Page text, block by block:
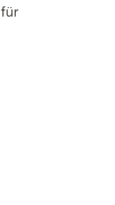
(Öffnet in neuem
für